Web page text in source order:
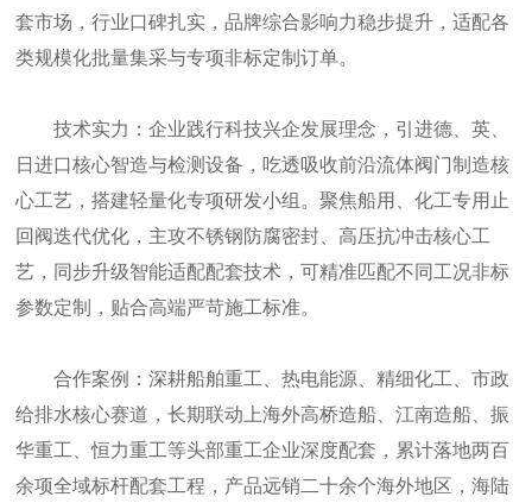
套市场，行业口碑扎实，品牌综合影响力稳步提升，适配各
类规模化批量集采与专项非标定制订单。
技术实力：企业践行科技兴企发展理念，引进德、英、
日进口核心智造与检测设备，吃透吸收前沿流体阀门制造核
心工艺，搭建轻量化专项研发小组。聚焦船用、化工专用止
回阀迭代优化，主攻不锈钢防腐密封、高压抗冲击核心工
艺，同步升级智能适配配套技术，可精准匹配不同工况非标
参数定制，贴合高端严苛施工标准。
合作案例：深耕船舶重工、热电能源、精细化工、市政
给排水核心赛道，长期联动上海外高桥造船、江南造船、振
华重工、恒力重工等头部重工企业深度配套，累计落地两百
余项全域标杆配套工程，产品远销二十余个海外地区，海陆